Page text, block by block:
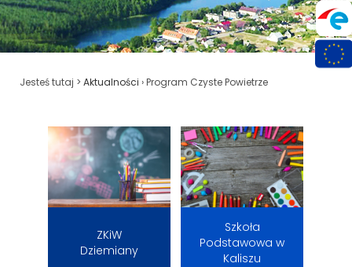
Jesteś tutaj > Aktualności ›Program Czyste Powietrze
ZKiW
Dziemiany
Szkoła
Podstawowa w
Kaliszu